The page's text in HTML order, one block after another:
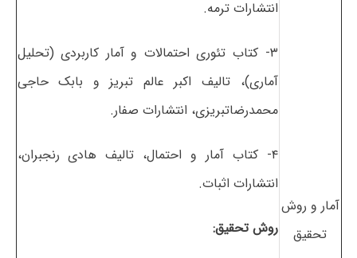
آمار و روش
تحقیق
انتشارات ترمه.
۳- کتاب تئوری احتمالات و آمار کاربردی (تحلیل
آماری)، تالیف اکبر عالم تبریز و بابک حاجی
محمدرضاتبریزی، انتشارات صفار.
۴- کتاب آمار و احتمال، تالیف هادی رنجبران،
انتشارات اثبات.
روش تحقیق: